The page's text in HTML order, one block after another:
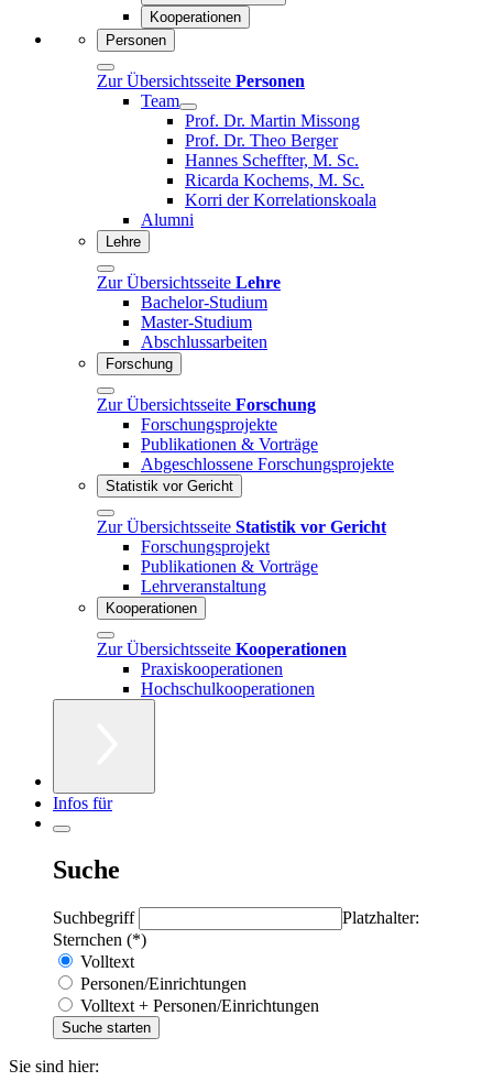
Kooperationen
Personen
Zur Übersichtsseite Personen
Team
Prof. Dr. Martin Missong
Prof. Dr. Theo Berger
Hannes Scheffter, M. Sc.
Ricarda Kochems, M. Sc.
Korri der Korrelationskoala
Alumni
Lehre
Zur Übersichtsseite Lehre
Bachelor-Studium
Master-Studium
Abschlussarbeiten
Forschung
Zur Übersichtsseite Forschung
Forschungsprojekte
Publikationen & Vorträge
Abgeschlossene Forschungsprojekte
Statistik vor Gericht
Zur Übersichtsseite Statistik vor Gericht
Forschungsprojekt
Publikationen & Vorträge
Lehrveranstaltung
Kooperationen
Zur Übersichtsseite Kooperationen
Praxiskooperationen
Hochschulkooperationen
Infos für
Suche
Suchbegriff
Platzhalter:
Sternchen (*)
Volltext
Personen/Einrichtungen
Volltext + Personen/Einrichtungen
Sie sind hier: